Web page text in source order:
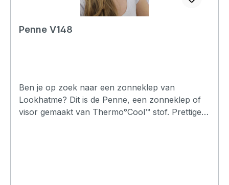
Penne V148
Ben je op zoek naar een zonneklep van
Lookhatme? Dit is de Penne, een zonneklep of
visor gemaakt van Thermo°Cool™ stof. Prettige